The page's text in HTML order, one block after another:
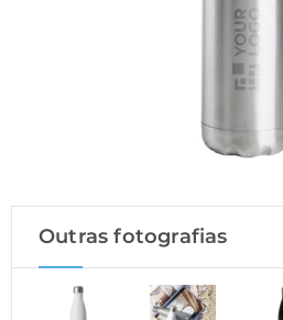
Outras fotografias